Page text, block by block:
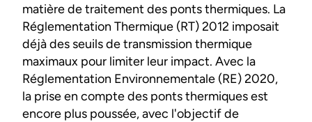
matière de traitement des ponts thermiques. La
Réglementation Thermique (RT) 2012 imposait
déjà des seuils de transmission thermique
maximaux pour limiter leur impact. Avec la
Réglementation Environnementale (RE) 2020,
la prise en compte des ponts thermiques est
encore plus poussée, avec l'objectif de